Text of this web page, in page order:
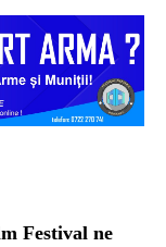
Festival ne